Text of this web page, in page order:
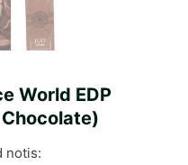
World EDP
notis: